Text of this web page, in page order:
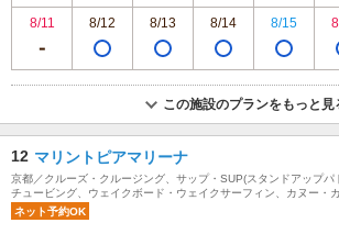
8/11
8/12 8/13 8/14 8/15
この施設のプランをもっと見
12 マリントピアマリーナ
京都／クルーズ・クルージング、サップ・SUP(スタンドアップパ
チュービング、ウェイクボード・ウェイクサーフィン、カヌー・
ネット予約OK